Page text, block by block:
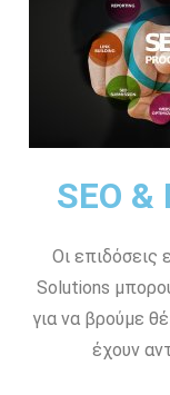
SEO
Οι επιδόσεις
Solutions
για να βρούμε
έχουν